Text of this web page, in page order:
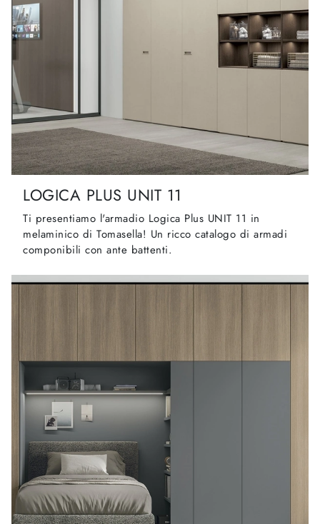
LOGICA PLUS UNIT 11
Ti presentiamo l'armadio Logica Plus UNIT 11 in
melaminico di Tomasella! Un ricco catalogo di armadi
componibili con ante battenti.